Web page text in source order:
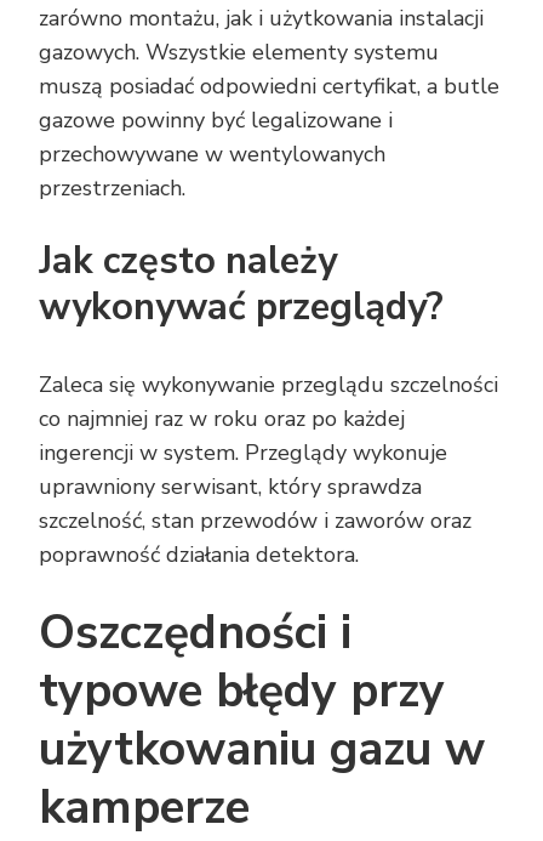
zarówno montażu, jak i użytkowania instalacji
gazowych. Wszystkie elementy systemu
muszą posiadać odpowiedni certyfikat, a butle
gazowe powinny być legalizowane i
przechowywane w wentylowanych
przestrzeniach.
Jak często należy
wykonywać przeglądy?
Zaleca się wykonywanie przeglądu szczelności
co najmniej raz w roku oraz po każdej
ingerencji w system. Przeglądy wykonuje
uprawniony serwisant, który sprawdza
szczelność, stan przewodów i zaworów oraz
poprawność działania detektora.
Oszczędności i
typowe błędy przy
użytkowaniu gazu w
kamperze